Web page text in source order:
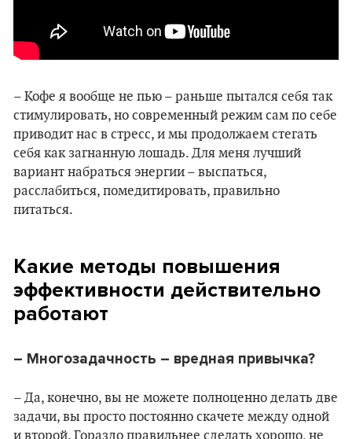
– Кофе я вообще не пью – раньше пытался себя так
стимулировать, но современный режим сам по себе
приводит нас в стресс, и мы продолжаем стегать
себя как загнанную лошадь. Для меня лучший
вариант набраться энергии – выспаться,
расслабиться, помедитировать, правильно
питаться.
Какие методы повышения
эффективности действительно
работают
– Многозадачность – вредная привычка?
– Да, конечно, вы не можете полноценно делать две
задачи, вы просто постоянно скачете между одной
и второй. Гораздо правильнее сделать хорошо, не